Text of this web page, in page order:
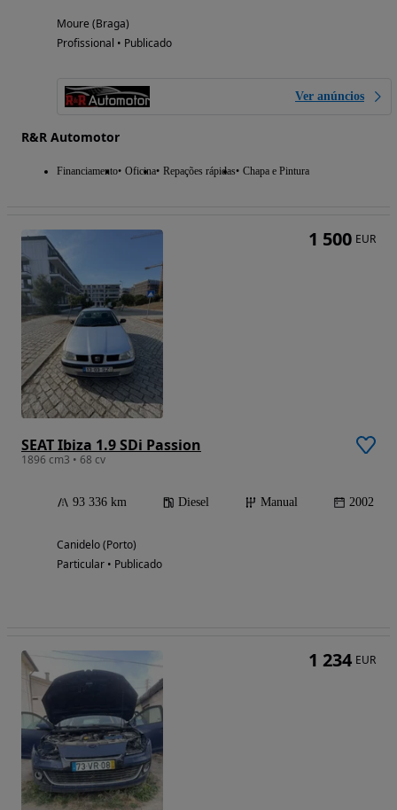
Moure (Braga)
Profissional • Publicado
Ver anúncios
R&R Automotor
Financiamento Oficina Repações rápidas Chapa e Pintura
SEAT Ibiza 1.9 SDi Passion
1896 cm3 • 68 cv
93 336 km Diesel Manual 2002
Canidelo (Porto)
Particular • Publicado
1 500 EUR
1 234 EUR